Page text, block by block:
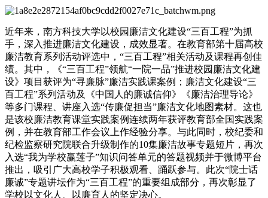
近年来，南方科技大学以校园廉洁文化建设“三百工程”为抓
手，深入推进廉洁文化建设，成效显著。在教育部第十届高校
廉洁教育系列活动评选中，“三百工程”相关活动及课程再创佳
绩。其中，《“三百工程”领航“一院一品”推进校园廉洁文化建
设》项目获评为“寻廉脉”廉洁实践课案例；廉洁文化建设“三
百工程”系列活动及《中国人的廉诚信仰》《廉洁治理导论》
等多门课程、讲座入选“传廉促担当”廉洁文化地图素材。这也
是该校廉洁教育课堂实践案例连续两年获评教育部全国实践案
例，并在教育部工作会议上作经验分享。与此同时，校纪委和
纪检监察研究院联合升级制作的10集廉洁故事专题短片，再次
入选“我为学校赢莲子”知识问答单元的答题视频并于微博平台
推出，吸引广大高校学子积极观看、踊跃参与。此次“院士话
廉诚”专题讲坛作为“三百工程”的重要组成部分，再次彰显了
学校以文化人、以廉育人的坚定决心。